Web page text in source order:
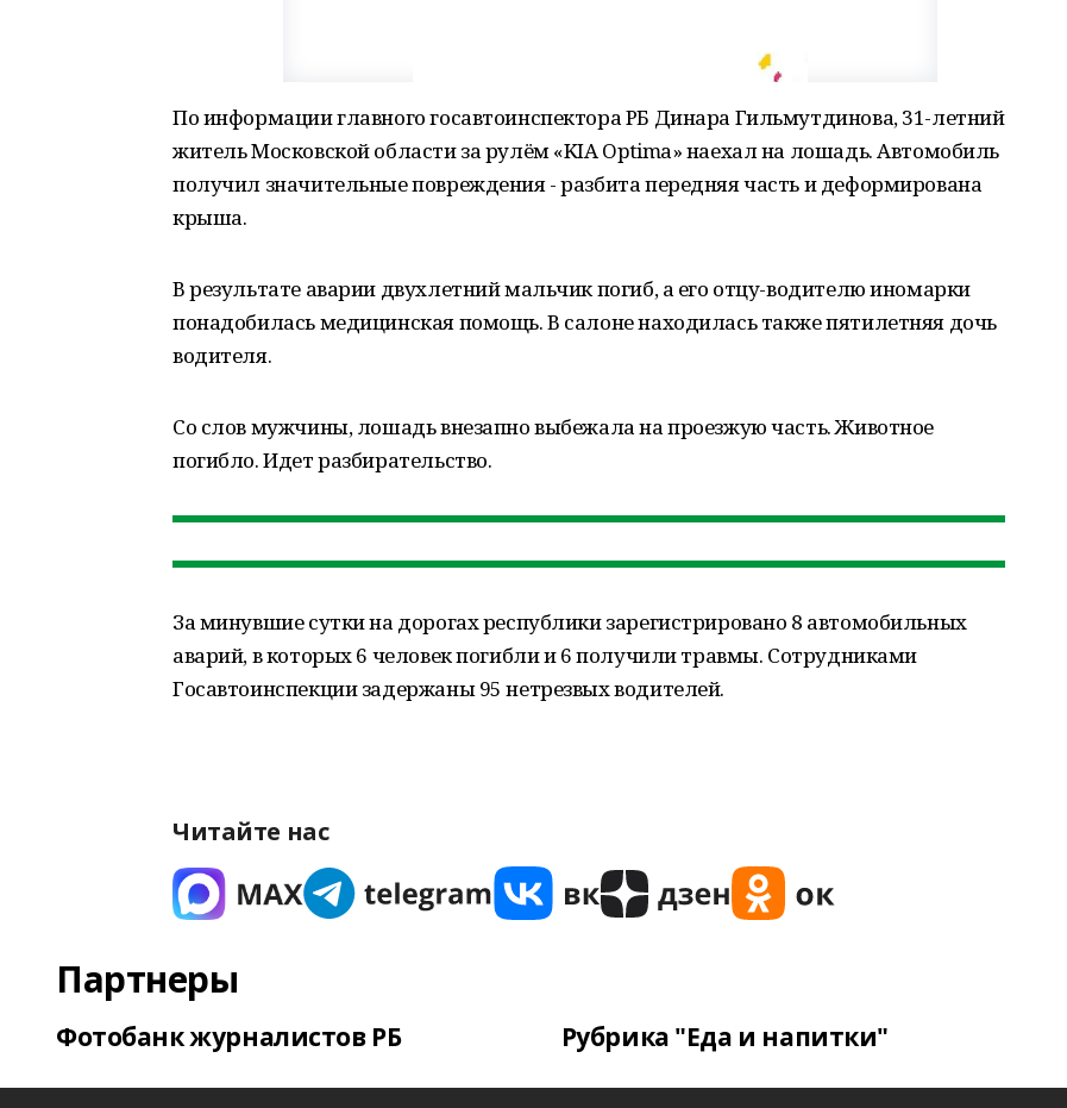
По информации главного госавтоинспектора РБ Динара Гильмутдинова, 31-летний
житель Московской области за рулём «KIA Optima» наехал на лошадь. Автомобиль
получил значительные повреждения - разбита передняя часть и деформирована
крыша.
В результате аварии двухлетний мальчик погиб, а его отцу-водителю иномарки
понадобилась медицинская помощь. В салоне находилась также пятилетняя дочь
водителя.
Со слов мужчины, лошадь внезапно выбежала на проезжую часть. Животное
погибло. Идет разбирательство.
За минувшие сутки на дорогах республики зарегистрировано 8 автомобильных
аварий, в которых 6 человек погибли и 6 получили травмы. Сотрудниками
Госавтоинспекции задержаны 95 нетрезвых водителей.
Читайте нас
Партнеры
Фотобанк журналистов РБ Рубрика "Еда и напитки"